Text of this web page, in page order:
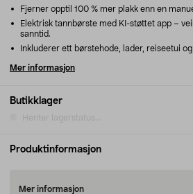
Butikklager
Henter lagerstatus...
Fjerner opptil 100 % mer plakk enn en
Elektrisk tannbørste med KI-støttet app –
sanntid.
Inkluderer ett børstehode, lader, reiseetui
Mer informasjon
Produktinformasjon
Mer informasjon